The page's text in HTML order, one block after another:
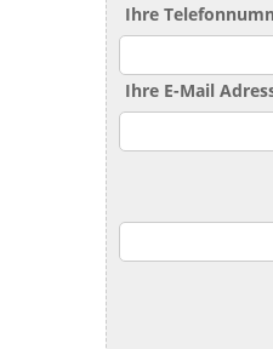
Ihre
Ihre E-Mail